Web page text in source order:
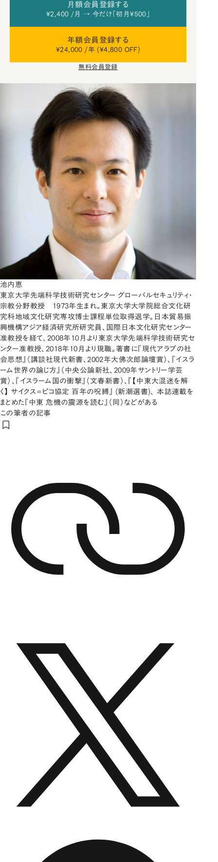
月額会員登録する
¥2,400 /月 → 今だけ「初月¥500」
年額会員登録する
¥24,000 /年 (¥4,800 OFF)
無料会員登録
池内恵
東京大学先端科学技術研究センター グローバルセキュリティ・
宗教分野教授 1973年生まれ。東京大学大学院総合文化研
究科地域文化研究専攻博士課程単位取得退学。日本貿易振
興機構アジア経済研究所研究員、国際日本文化研究センター
准教授を経て、2008年10月より東京大学先端科学技術研究セ
ンター准教授、2018年10月より現職。著書に『現代アラブの社
会思想』（講談社現代新書、2002年大佛次郎論壇賞）、『イスラ
ーム世界の論じ方』（中央公論新社、2009年サントリー学芸
賞）、『イスラーム国の衝撃』（文春新書）、『【中東大混迷を解
く】 サイクス=ピコ協定 百年の呪縛』 (新潮選書)、 本誌連載を
まとめた『中東 危機の震源を読む』（同）などがある
この筆者の記事